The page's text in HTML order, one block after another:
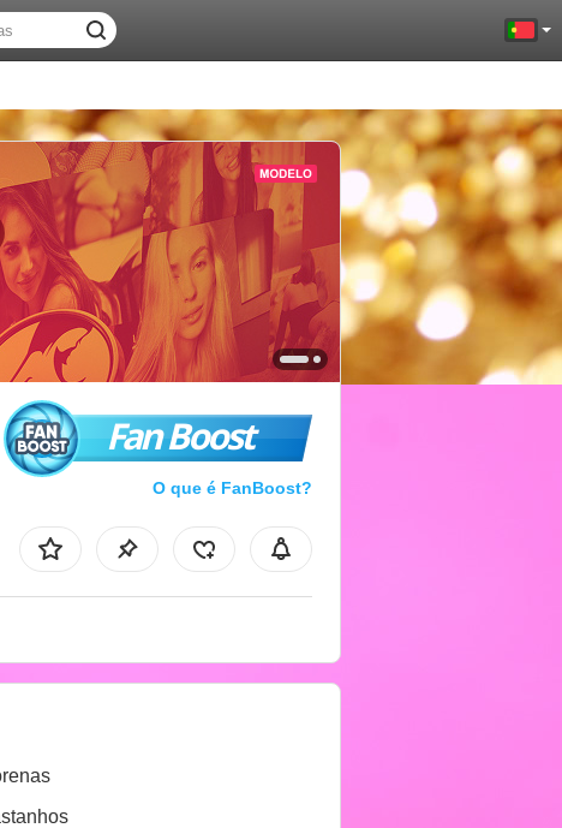
Fan Boost
O que é FanBoost?